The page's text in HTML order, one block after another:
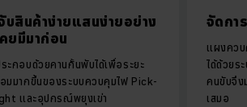
บสินค้าง่ายแสนง่ายอย่าง
ยมีมาก่อน
ะกอบด้วยคานกั้นพับได้เพื่อระยะ
มมากขึ้นของระบบควบคุมไฟ Pick-
และอุปกรณ์พยุงเข่า
จัดกา
แผงคว
ได้ด้วยร
คนขับจึ
เสมอ